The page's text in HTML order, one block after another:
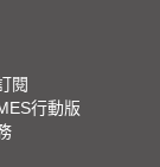
閱
行動版